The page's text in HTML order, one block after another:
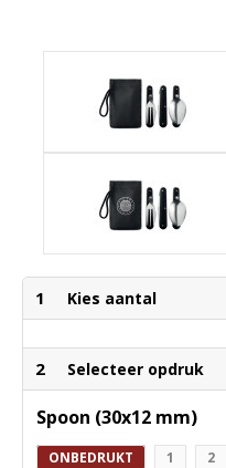
1 Kies aantal
2 Selecteer opdruk
Spoon (30x12 mm)
ONBEDRUKT 1 2